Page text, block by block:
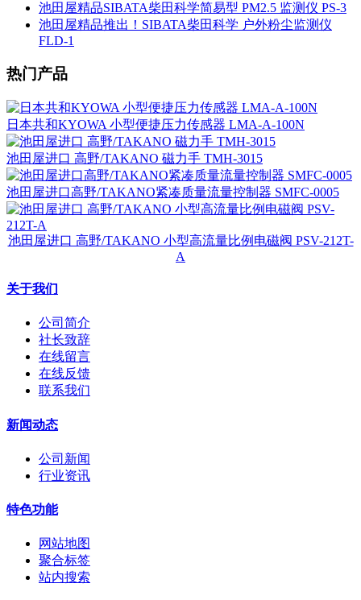
池田屋精品SIBATA柴田科学简易型 PM2.5 监测仪 PS-3
池田屋精品推出！SIBATA柴田科学 户外粉尘监测仪
FLD-1
热门产品
日本共和KYOWA 小型便捷压力传感器 LMA-A-100N
池田屋进口 高野/TAKANO 磁力手 TMH-3015
池田屋进口高野/TAKANO紧凑质量流量控制器 SMFC-0005
池田屋进口 高野/TAKANO 小型高流量比例电磁阀 PSV-212T-
A
关于我们
公司简介
社长致辞
在线留言
在线反馈
联系我们
新闻动态
公司新闻
行业资讯
特色功能
网站地图
聚合标签
站内搜索